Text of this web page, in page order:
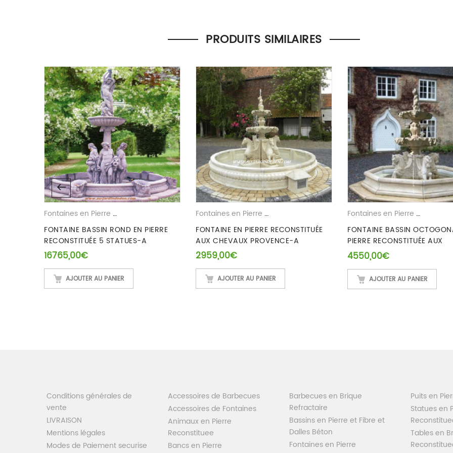
Seuls les clients connectés ayant acheté ce produit ont la possibilité de laisser un avis.
PRODUITS SIMILAIRES
Fontaines en Pierre Reconstituee
FONTAINE BASSIN ROND EN PIERRE
RECONSTITUÉE 5 STATUES-A
16765,00€
AJOUTER AU PANIER
Fontaines en Pierre Reconstituee
FONTAINE EN PIERRE RECONSTITUÉE
AUX CHEVAUX PROVENCE-A
2959,00€
AJOUTER AU PANIER
Fontaines en Pierre Reconstituee
FONTAINE BASSIN
PIERRE RECONSTITUÉE AUX
CHEVAUX-A
4550,00€
AJOUTER AU PANIER
Conditions générales de
vente
LIVRAISON
Mentions légales
Modes de Paiement securise
Accessoires de Barbecues
Accessoires de Fontaines
Animaux en Pierre
Reconstituee
Bancs en Pierre
Barbecues en Brique
Refractaire
Bassins en Pierre et Fibre et
Dalles Béton
Fontaines en Pierre
Puits en
Statues en
Tables en